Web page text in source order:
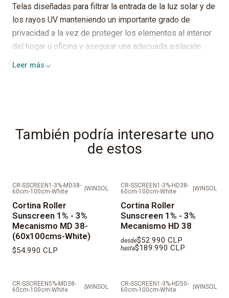
Telas diseñadas para filtrar la entrada de la luz solar y de
los rayos UV manteniendo un importante grado de
privacidad a la vez de proteger los elementos al interior
del hogar u oficina y asegurar una adecuada aislación
térmica.
Polyester:25%
Todas nuestras telas cuentan con:
Retardante al Fuego
Antihongos
Antibacterial
Anti rayos UV
MEDIDAS LOS TIEMPOS DE ENTREGA SON DE 10 Días
Leer más
También podría interesarte uno
de estos
CR-SSCREEN1-3%-MD38-
60cm-100cm-White
WINSOL
Cortina Roller
Sunscreen 1% - 3%
Mecanismo MD 38-
(60x100cms-White)
$54.990 CLP
CR-SSCREEN1-3%-HD38-
60cm-100cm-White
WINSOL
Cortina Roller
Sunscreen 1% - 3%
Mecanismo HD 38
desde$52.990 CLP
hasta$189.990 CLP
CR-SSCREEN5%-MD38-
60cm-100cm-White
WINSOL
CR-SSCREEN1-3%-HD50-
60cm-100cm-White
WINSOL